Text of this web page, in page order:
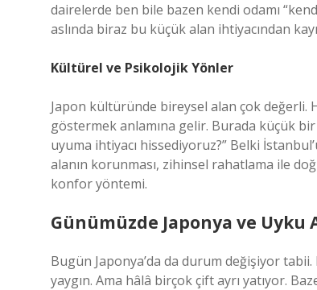
dairelerde ben bile bazen kendi odamı
aslında biraz bu küçük alan ihtiyacından
Kültürel ve Psikolojik Yönler
Japon kültüründe bireysel alan çok değerli.
göstermek anlamına gelir. Burada küçük
uyuma ihtiyacı hissediyoruz?” Belki
alanın korunması, zihinsel rahatlama ile
konfor yöntemi.
Günümüzde Japonya ve Uyku
Bugün Japonya’da da durum değişiyor
yaygın. Ama hâlâ birçok çift ayrı yatıyor.